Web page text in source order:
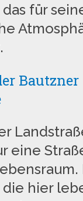
das für
Bautzner
eine
hier